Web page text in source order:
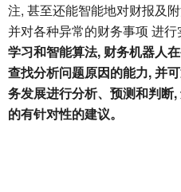
注, 甚至还能智能地对财报及
并对各种异常的财务事项 进行
学习和智能算法, 财务机器人
查找分析问题原因的能力, 并
务发展进行分析、预测和判断
的有针对性的建议。